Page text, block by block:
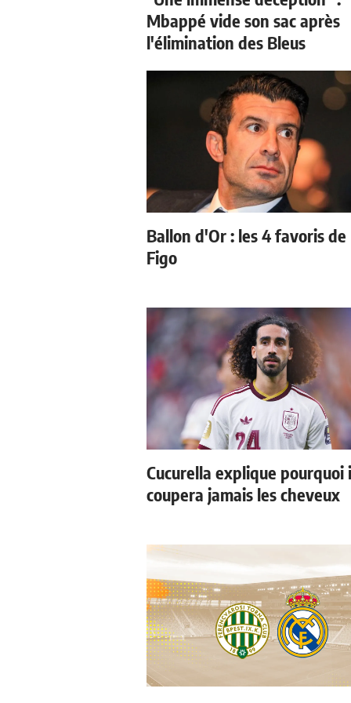
Mbappé vide son sac après
l'élimination des Bleus
Ballon d'Or : les 4 favoris de
Figo
Cucurella explique pourquoi
coupera jamais les cheveux